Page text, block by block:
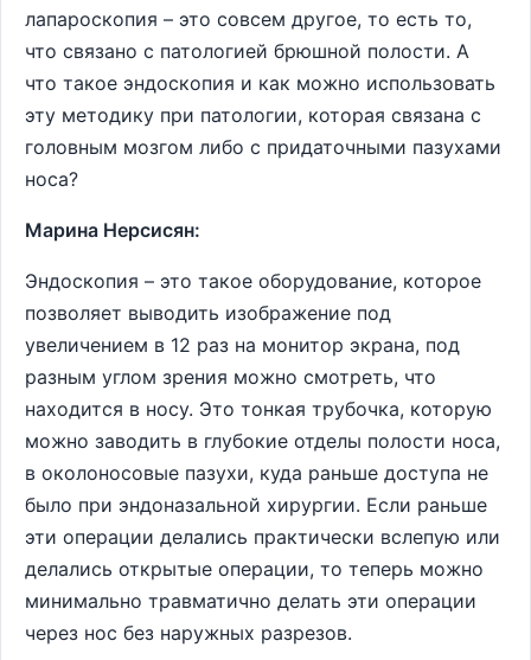
лапароскопия – это совсем другое, то есть то,
что связано с патологией брюшной полости. А
что такое эндоскопия и как можно использовать
эту методику при патологии, которая связана с
головным мозгом либо с придаточными пазухами
носа?
Марина Нерсисян:
Эндоскопия – это такое оборудование, которое
позволяет выводить изображение под
увеличением в 12 раз на монитор экрана, под
разным углом зрения можно смотреть, что
находится в носу. Это тонкая трубочка, которую
можно заводить в глубокие отделы полости носа,
в околоносовые пазухи, куда раньше доступа не
было при эндоназальной хирургии. Если раньше
эти операции делались практически вслепую или
делались открытые операции, то теперь можно
минимально травматично делать эти операции
через нос без наружных разрезов.